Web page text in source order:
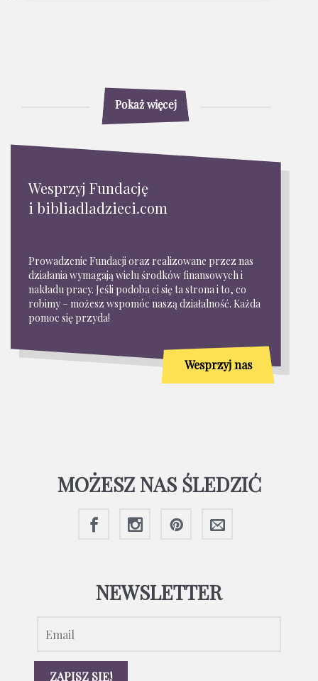
Pokaż więcej
Wesprzyj Fundację
i bibliadladzieci.com
Prowadzenie Fundacji oraz realizowane przez nas
działania wymagają wielu środków finansowych i
nakładu pracy. Jeśli podoba ci się ta strona i to, co
robimy – możesz wspomóc naszą działalność. Każda
pomoc się przyda!
Wesprzyj nas
MOŻESZ NAS ŚLEDZIĆ
NEWSLETTER